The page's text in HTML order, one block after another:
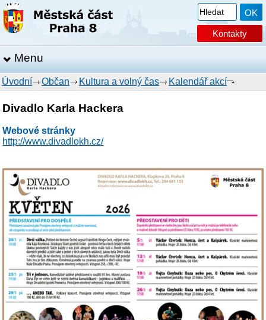
Kontakty
Menu
Úvodní Občan Kultura a volný čas Kalendář akcí
Divadlo Karla Hackera
Webové stránky
http://www.divadlokh.cz/